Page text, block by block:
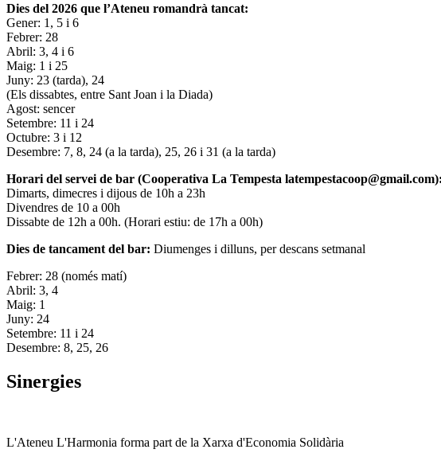
Dies del 2026 que l’Ateneu romandrà tancat:
Gener: 1, 5 i 6
Febrer: 28
Abril: 3, 4 i 6
Maig: 1 i 25
Juny: 23 (tarda), 24
(Els dissabtes, entre Sant Joan i la Diada)
Agost: sencer
Setembre: 11 i 24
Octubre: 3 i 12
Desembre: 7, 8, 24 (a la tarda), 25, 26 i 31 (a la tarda)
Horari del servei de bar (Cooperativa La Tempesta latempestacoop@gmail.com):
Dimarts, dimecres i dijous de 10h a 23h
Divendres de 10 a 00h
Dissabte de 12h a 00h. (Horari estiu: de 17h a 00h)
Dies de tancament del bar: Diumenges i dilluns, per descans setmanal
Febrer: 28 (només matí)
Abril: 3, 4
Maig: 1
Juny: 24
Setembre: 11 i 24
Desembre: 8, 25, 26
Sinergies
L'Ateneu L'Harmonia forma part de la Xarxa d'Economia Solidària